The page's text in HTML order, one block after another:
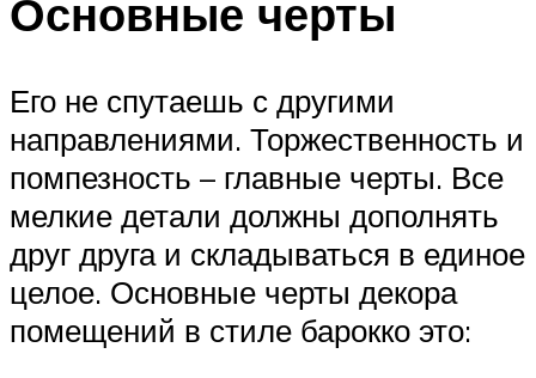
Основные черты
Его не спутаешь с другими
направлениями. Торжественность и
помпезность – главные черты. Все
мелкие детали должны дополнять
друг друга и складываться в единое
целое. Основные черты декора
помещений в стиле барокко это: